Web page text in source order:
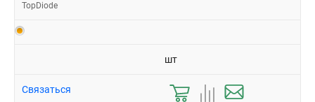
TopDiode
шт
Связаться